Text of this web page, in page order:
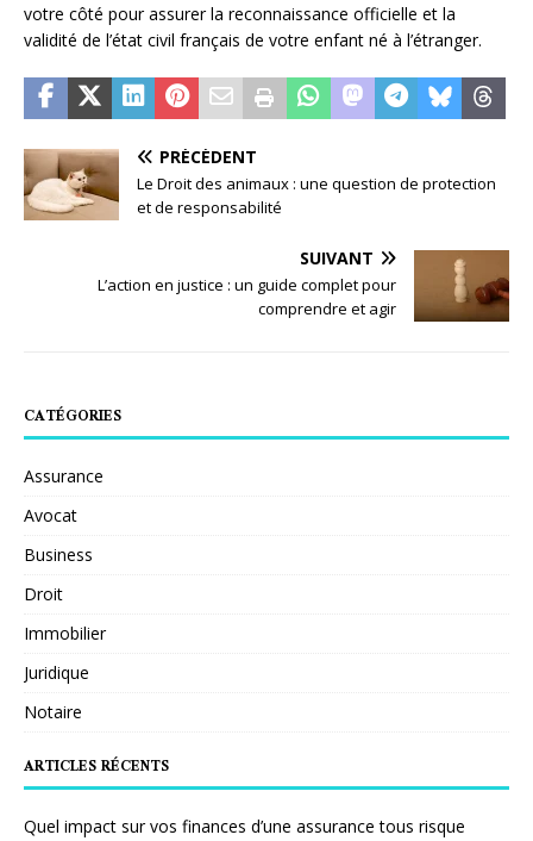
votre côté pour assurer la reconnaissance officielle et la
validité de l’état civil français de votre enfant né à l’étranger.
PRÉCÉDENT
Le Droit des animaux : une question de protection
et de responsabilité
SUIVANT
L’action en justice : un guide complet pour
comprendre et agir
CATÉGORIES
Assurance
Avocat
Business
Droit
Immobilier
Juridique
Notaire
ARTICLES RÉCENTS
Quel impact sur vos finances d’une assurance tous risque